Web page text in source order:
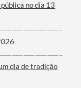
no dia 13
dia de tradição